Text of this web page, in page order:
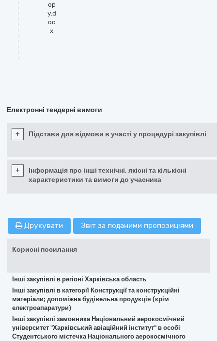
ор
у.d
oc
x
Електронні тендерні вимоги
+ Підстави для відмови в участі у процедурі закупівлі
+
Інформація про інші технічні, якісні та кількісні
характеристики та вимоги до учасника
Друкувати Звіт за поданими пропозиціями
Корисні посилання
Інші закупівлі в регіоні Харківська область
Інші закупівлі в категорії Конструкції та конструкційні
матеріали; допоміжна будівельна продукція (крім
електроапаратури)
Інші закупівлі замовника Національний аерокосмічний
університет "Харківський авіаційний інститут" в особі
Студентського містечка Національного аерокосмічного